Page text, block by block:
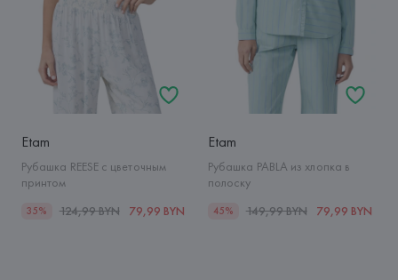
Etam
Рубашка REESE с цветочным
принтом
35% 124,99 BYN 79,99 BYN
Etam
Рубашка PABLA из хлопка в
полоску
45% 149,99 BYN 79,99 BYN